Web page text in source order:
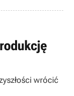
wrócić